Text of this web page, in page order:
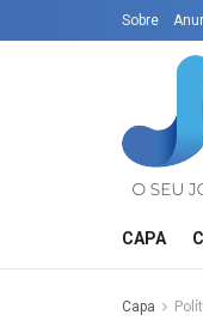
Sobre
CAPA
Capa